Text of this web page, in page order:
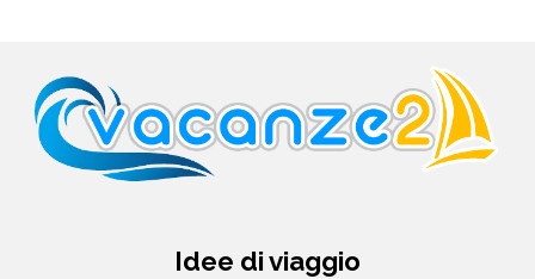
Idee di viaggio